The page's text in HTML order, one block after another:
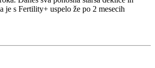
je s Fertility+ uspelo že po 2 mesecih